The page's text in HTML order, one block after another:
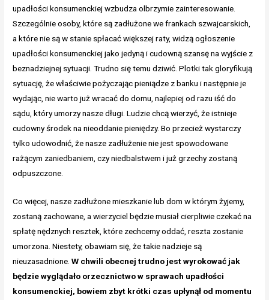
upadłości konsumenckiej wzbudza olbrzymie zainteresowanie.
Szczególnie osoby, które są zadłużone we frankach szwajcarskich,
a które nie są w stanie spłacać większej raty, widzą ogłoszenie
upadłości konsumenckiej jako jedyną i cudowną szansę na wyjście z
beznadziejnej sytuacji. Trudno się temu dziwić. Plotki tak gloryfikują
sytuację, że właściwie pożyczając pieniądze z banku i następnie je
wydając, nie warto już wracać do domu, najlepiej od razu iść do
sądu, który umorzy nasze długi. Ludzie chcą wierzyć, że istnieje
cudowny środek na nieoddanie pieniędzy. Bo przecież wystarczy
tylko udowodnić, że nasze zadłużenie nie jest spowodowane
rażącym zaniedbaniem, czy niedbalstwem i już grzechy zostaną
odpuszczone.
Co więcej, nasze zadłużone mieszkanie lub dom w którym żyjemy,
zostaną zachowane, a wierzyciel będzie musiał cierpliwie czekać na
spłatę nędznych resztek, które zechcemy oddać, reszta zostanie
umorzona. Niestety, obawiam się, że takie nadzieje są
nieuzasadnione. W chwili obecnej trudno jest wyrokować jak
będzie wyglądało orzecznictwo w sprawach upadłości
konsumenckiej, bowiem zbyt krótki czas upłynął od momentu